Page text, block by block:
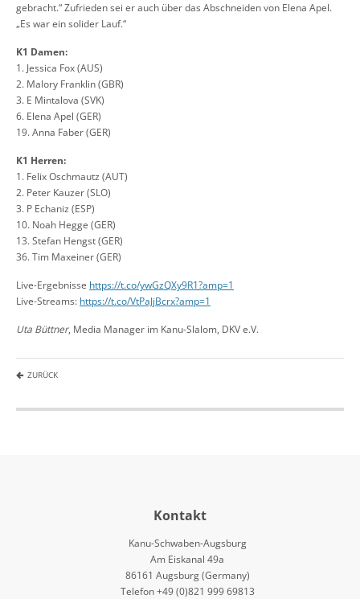
gebracht.“ Zufrieden sei er auch über das Abschneiden von Elena Apel.
„Es war ein solider Lauf.“
K1 Damen:
1. Jessica Fox (AUS)
2. Malory Franklin (GBR)
3. E Mintalova (SVK)
6. Elena Apel (GER)
19. Anna Faber (GER)
K1 Herren:
1. Felix Oschmautz (AUT)
2. Peter Kauzer (SLO)
3. P Echaniz (ESP)
10. Noah Hegge (GER)
13. Stefan Hengst (GER)
36. Tim Maxeiner (GER)
Live-Ergebnisse https://t.co/ywGzQXy9R1?amp=1
Live-Streams: https://t.co/VtPaJjBcrx?amp=1
Uta Büttner, Media Manager im Kanu-Slalom, DKV e.V.
ZURÜCK
Kontakt
Kanu-Schwaben-Augsburg
Am Eiskanal 49a
86161 Augsburg (Germany)
Telefon +49 (0)821 999 69813